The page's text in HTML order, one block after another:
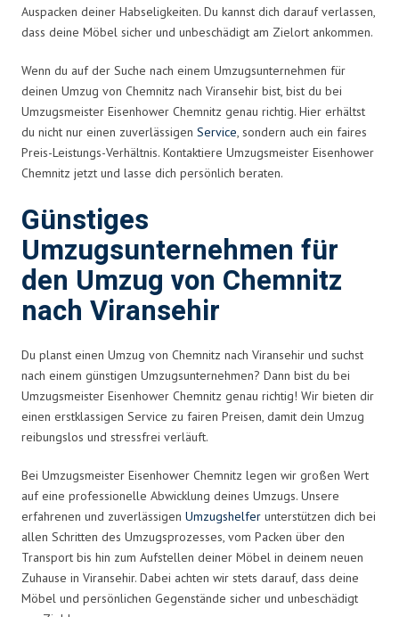
Auspacken deiner Habseligkeiten. Du kannst dich darauf verlassen,
dass deine Möbel sicher und unbeschädigt am Zielort ankommen.
Wenn du auf der Suche nach einem Umzugsunternehmen für
deinen Umzug von Chemnitz nach Viransehir bist, bist du bei
Umzugsmeister Eisenhower Chemnitz genau richtig. Hier erhältst
du nicht nur einen zuverlässigen Service, sondern auch ein faires
Preis-Leistungs-Verhältnis. Kontaktiere Umzugsmeister Eisenhower
Chemnitz jetzt und lasse dich persönlich beraten.
Günstiges
Umzugsunternehmen für
den Umzug von Chemnitz
nach Viransehir
Du planst einen Umzug von Chemnitz nach Viransehir und suchst
nach einem günstigen Umzugsunternehmen? Dann bist du bei
Umzugsmeister Eisenhower Chemnitz genau richtig! Wir bieten dir
einen erstklassigen Service zu fairen Preisen, damit dein Umzug
reibungslos und stressfrei verläuft.
Bei Umzugsmeister Eisenhower Chemnitz legen wir großen Wert
auf eine professionelle Abwicklung deines Umzugs. Unsere
erfahrenen und zuverlässigen Umzugshelfer unterstützen dich bei
allen Schritten des Umzugsprozesses, vom Packen über den
Transport bis hin zum Aufstellen deiner Möbel in deinem neuen
Zuhause in Viransehir. Dabei achten wir stets darauf, dass deine
Möbel und persönlichen Gegenstände sicher und unbeschädigt